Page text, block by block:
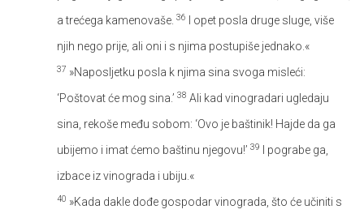
a trećega kamenovaše. 36
I opet posla druge sluge, više
njih nego prije, ali oni i s njima postupiše jednako.«
37 »Naposljetku posla k njima sina svoga misleći:
‘Poštovat će mog sina.’ 38 Ali kad vinogradari ugledaju
sina, rekoše među sobom: ‘Ovo je baštinik! Hajde da ga
ubijemo i imat ćemo baštinu njegovu!’ 39
I pograbe ga,
izbace iz vinograda i ubiju.«
40 »Kada dakle dođe gospodar vinograda, što će učiniti s